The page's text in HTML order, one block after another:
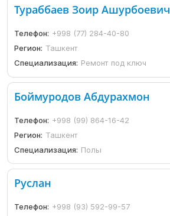
Тураббаев Зоир Ашурбоевич
Телефон: +998 (77) 284-40-80
Регион: Ташкент
Специализация: Ремонт под ключ
Боймуродов Абдурахмон
Телефон: +998 (99) 864-16-42
Регион: Ташкент
Специализация: Полы
Руслан
Телефон: +998 (93) 592-99-57